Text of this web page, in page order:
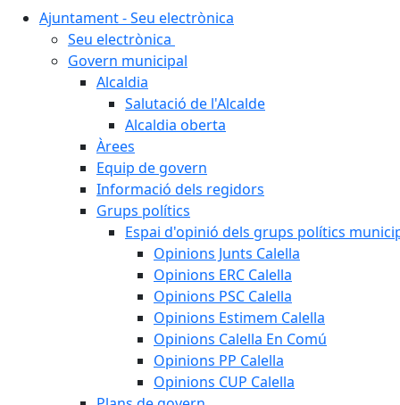
Ajuntament - Seu electrònica
Seu electrònica
Govern municipal
Alcaldia
Salutació de l'Alcalde
Alcaldia oberta
Àrees
Equip de govern
Informació dels regidors
Grups polítics
Espai d'opinió dels grups polítics
Opinions Junts Calella
Opinions ERC Calella
Opinions PSC Calella
Opinions Estimem Calella
Opinions Calella En Comú
Opinions PP Calella
Opinions CUP Calella